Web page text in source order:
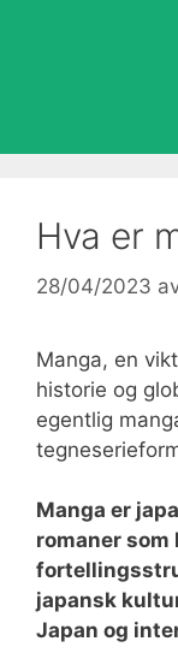
Hva er
28/04/2023
Manga, en
historie og
egentlig
Manga er
romaner som
japansk
Japan og